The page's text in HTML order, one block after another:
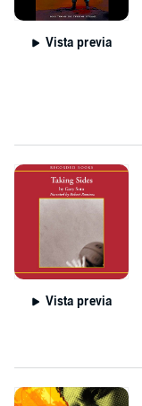
Vista previa
Vista previa